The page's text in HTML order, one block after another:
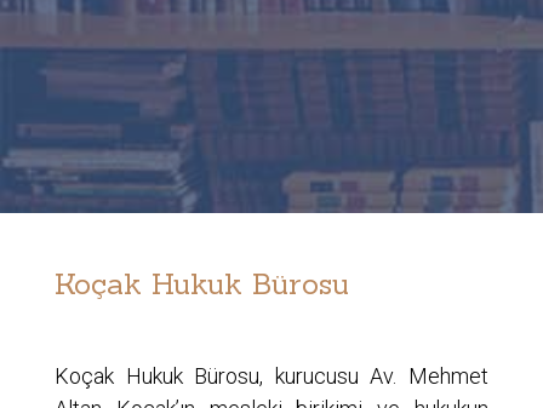
Koçak Hukuk Bürosu
Koçak Hukuk Bürosu, kurucusu Av. Mehmet